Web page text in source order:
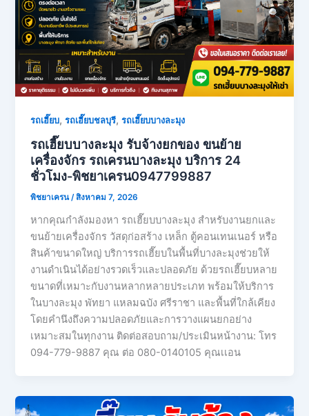
รถเฮี๊ยบ,รถเฮี๊ยบชลบุรี,รถเฮี๊ยบบางละมุง
รถเฮี๊ยบบางละมุง รับจ้างยกของ ขนย้าย
เครื่องจักร รถเครนบางละมุง บริการ 24
ชั่วโมง-พิชยาเครน0947799887
พิชยาเครน/สิงหาคม 7, 2026
หากคุณกำลังมองหา รถเฮี๊ยบบางละมุง สำหรับงานยกและ
ขนย้ายเครื่องจักร วัสดุก่อสร้าง เหล็ก ตู้คอนเทนเนอร์ หรือ
สินค้าขนาดใหญ่ บริการรถเฮี๊ยบในพื้นที่บางละมุงช่วยให้
งานดำเนินได้อย่างรวดเร็วและปลอดภัย ด้วยรถเฮี๊ยบหลาย
ขนาดที่เหมาะกับงานหลากหลายประเภท พร้อมให้บริการ
ในบางละมุง พัทยา แหลมฉบัง ศรีราชา และพื้นที่ใกล้เคียง
โดยคำนึงถึงความปลอดภัยและการวางแผนยกอย่าง
เหมาะสมในทุกงาน ติดต่อสอบถาม/ประเมินหน้างาน: โทร
094-779-9887 คุณ ต่อ 080-0140105 คุณเเอน